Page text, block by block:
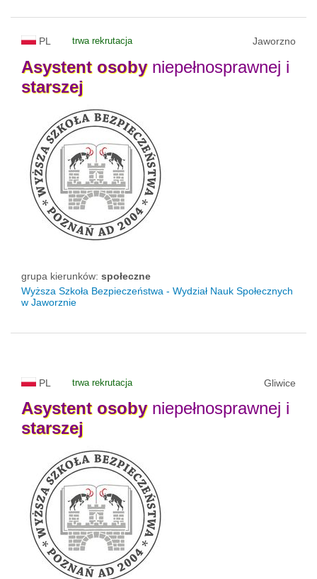
PL trwa rekrutacja Jaworzno
Asystent osobyniepełnosprawnej i
starszej
grupa kierunków: społeczne
Wyższa Szkoła Bezpieczeństwa - Wydział Nauk Społecznych
w Jaworznie
PL trwa rekrutacja Gliwice
Asystent osobyniepełnosprawnej i
starszej